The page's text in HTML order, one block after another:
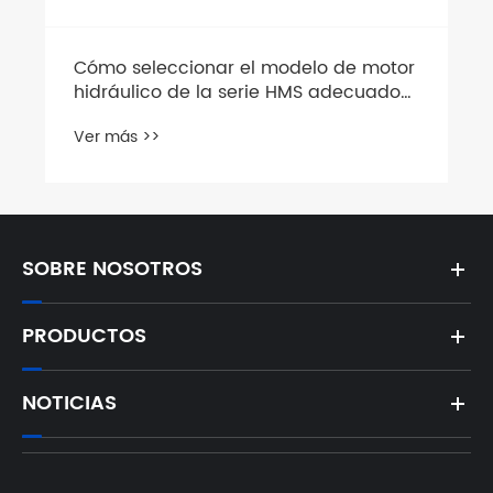
el modelo de motor
HMS adecuado
SOBRE NOSOTROS
PRODUCTOS
NOTICIAS